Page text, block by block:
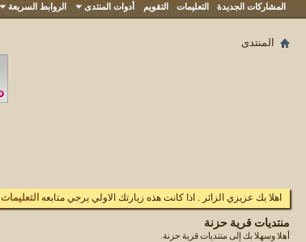
المشاركات الجديدة التعليمات التقويم أدوات المنتدى الروابط السريعة
المنتدى
اهلا بك عزيزي الزائر . اذا كانت هذه زيارتك الاولي يرجي متابعه التعليمات
منتديات قرية حزنة
أهلا وسهلا بك إلى منتديات قرية حزنة.